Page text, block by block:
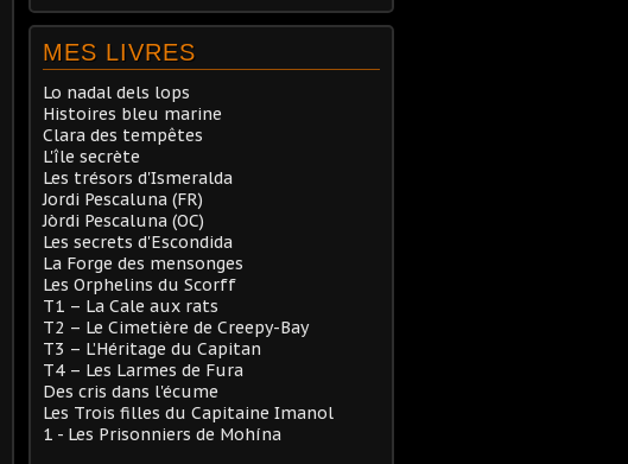
MES LIVRES
Lo nadal dels lops
Histoires bleu marine
Clara des tempêtes
L'île secrète
Les trésors d'Ismeralda
Jordi Pescaluna (FR)
Jòrdi Pescaluna (OC)
Les secrets d'Escondida
La Forge des mensonges
Les Orphelins du Scorff
T1 – La Cale aux rats
T2 – Le Cimetière de Creepy-Bay
T3 – L’Héritage du Capitan
T4 – Les Larmes de Fura
Des cris dans l'écume
Les Trois filles du Capitaine Imanol
1 - Les Prisonniers de Mohína